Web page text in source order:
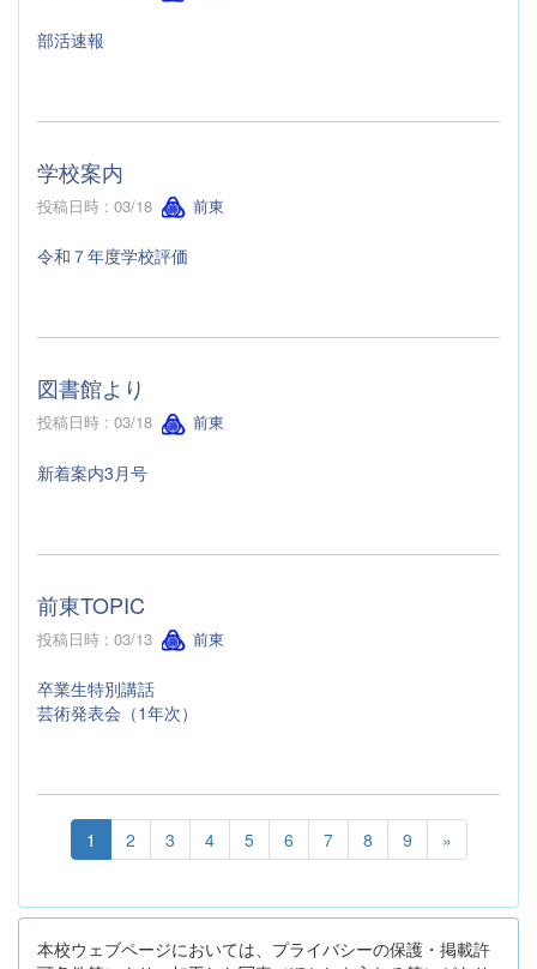
部活速報
学校案内
投稿日時 : 03/18 前東
令和７年度学校評価
図書館より
投稿日時 : 03/18 前東
新着案内3月号
前東TOPIC
投稿日時 : 03/13 前東
卒業生特別講話
芸術発表会（1年次）
1 2 3 4 5 6 7 8 9 »
本校ウェブページにおいては、プライバシーの保護・掲載許